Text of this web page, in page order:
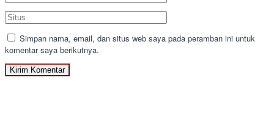
Simpan nama, email, dan situs web saya pada peramban ini untuk
komentar saya berikutnya.